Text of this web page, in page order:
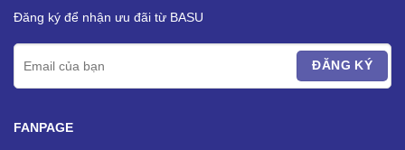
Đăng ký để nhận ưu đãi từ BASU
FANPAGE